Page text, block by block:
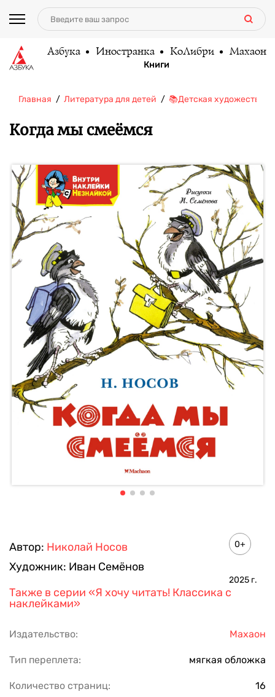
Азбука Иностранка КоЛибри Махаон
Книги
Главная Литература для детей 📚Детская
Когда мы смеёмся
Автор: Николай Носов
Художник: Иван Семёнов
0+
2025 г.
Также в серии «Я хочу читать! Классика с
наклейками»
Издательство: Махаон
Тип переплета: мягкая обложка
Количество страниц: 16